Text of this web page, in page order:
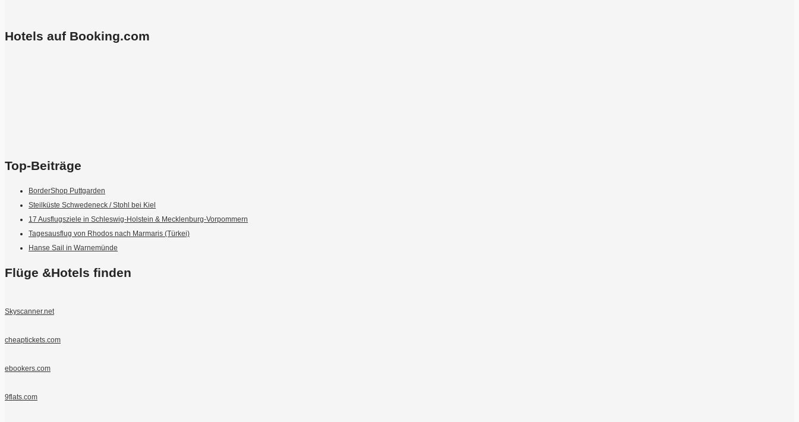
Hotels auf Booking.com
Top-Beiträge
BorderShop Puttgarden
Steilküste Schwedeneck / Stohl bei Kiel
17 Ausflugsziele in Schleswig-Holstein & Mecklenburg-Vorpommern
Tagesausflug von Rhodos nach Marmaris (Türkei)
Hanse Sail in Warnemünde
Flüge &Hotels finden
Skyscanner.net
cheaptickets.com
ebookers.com
9flats.com